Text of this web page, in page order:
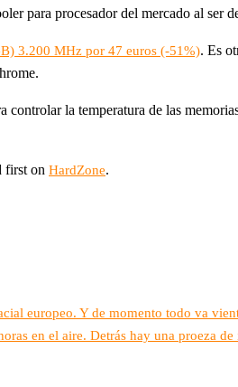
para procesador del mercado al ser
3.200 MHz por 47 euros (-51%). Es
la temperatura de las
first on HardZone.
europeo. Y de momento todo va
en el aire. Detrás hay una proeza